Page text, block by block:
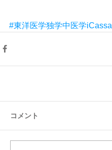
#東洋医学独学中医学iCassa
コメント